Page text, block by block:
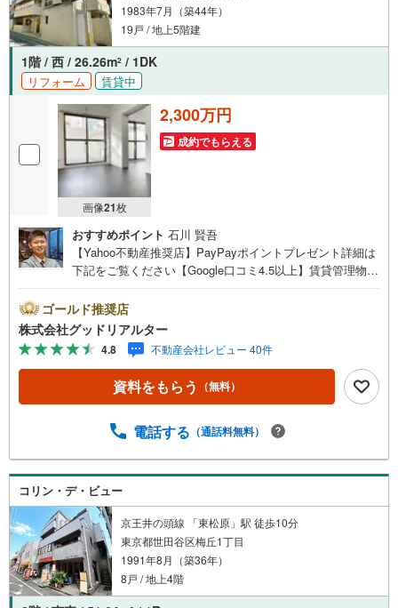
1983年7月（築44年）
19戸 / 地上5階建
1階 / 西 / 26.26m2 / 1DK
リフォーム 賃貸中
画像21枚
2,300万円
成約でもらえる
おすすめポイント 石川 賢吾
【Yahoo不動産推奨店】PayPayポイントプレゼント詳細は
下記をご覧ください【Google口コミ4.5以上】賃貸管理物件
介です。投資用マンションを購入する際、最大のリスクは
空室リスクです。利回りがいくら高かろうとも、空室が続
いてしまえば、絵に描いた餅になってしまいます。弊社で
ご紹介するマンションは、人気エリアのお薦め物件はもち
ろんのこと、エリアのニーズに合った人気のお部屋等、賃
貸営業経験スタッフの培ってきた知識と経験を基に物件を
ての対策はお任せください。掲載されている物件は、弊社
い合わせください。※記載賃料等の収入や利回りは、将来に
わたり、得られることを保証するものではありません。※賃
料等については、賃貸中のものについては現在の賃料等
で、空室または所有者居住中等のものについては、周辺の
賃料相場に基づき、満室時を想定して表示しています。
ゴールド推奨店
株式会社グッドリアルター
4.8 不動産会社レビュー 40件
資料をもらう （無料）
電話する （通話料無料）
コリン・デ・ビュー
京王井の頭線 「東松原」駅 徒歩10分
東京都世田谷区梅丘1丁目
1991年8月（築36年）
8戸 / 地上4階